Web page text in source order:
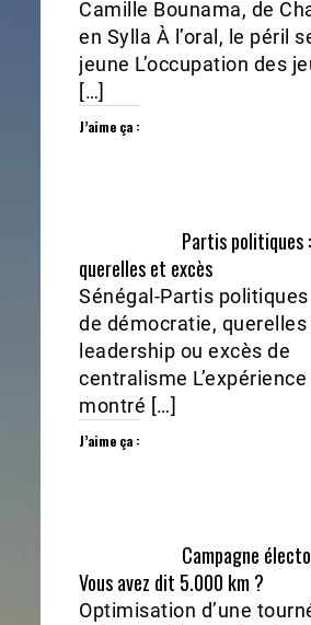
Camille Bounama, de
en Sylla À l’oral, le péril
jeune L’occupation des
[…]
J’aime ça :
Partis politiques
querelles et excès
Sénégal-Partis
de démocratie, querelles
leadership ou excès de
centralisme L’expérience
montré […]
J’aime ça :
Campagne
Vous avez dit 5.000 km ?
Optimisation d’une